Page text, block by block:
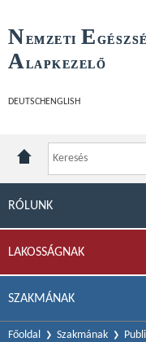
NEMZETI E
ALAPKEZELŐ
DEUTSCH ENGLISH
RÓLUNK
LAKOSSÁGNAK
SZAKMÁNAK
Főoldal Szakmának